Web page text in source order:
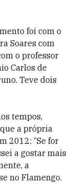
foi com o
Soares com
o professor
Carlos de
Teve dois
tempos,
a própria
2012: “Se for
a gostar mais
a
no Flamengo.